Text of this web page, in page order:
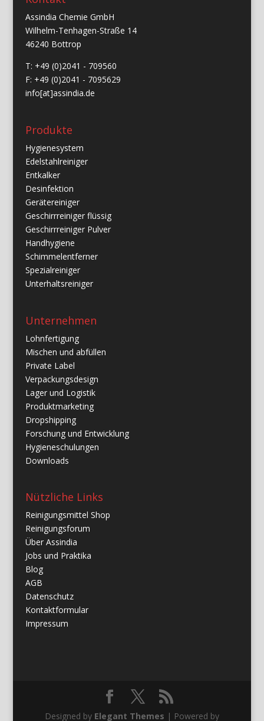
Assindia Chemie GmbH
Wilhelm-Tenhagen-Straße 14
46240 Bottrop
T: +49 (0)2041 - 709560
F: +49 (0)2041 - 7095629
info[at]assindia.de
Produkte
Hygienesystem
Edelstahlreiniger
Entkalker
Desinfektion
Gerätereiniger
Geschirrreiniger flüssig
Geschirrreiniger Pulver
Handhygiene
Schimmelentferner
Spezialreiniger
Unterhaltsreiniger
Unternehmen
Lohnfertigung
Mischen und abfüllen
Private Label
Verpackungsdesign
Lager und Logistik
Produktmarketing
Dropshipping
Forschung und Entwicklung
Hygieneschulungen
Downloads
Nützliche Links
Reinigungsmittel Shop
Reinigungsforum
Über Assindia
Jobs und Praktika
Blog
AGB
Datenschutz
Kontaktformular
Impressum
Designed by Elegant Themes | Powered by